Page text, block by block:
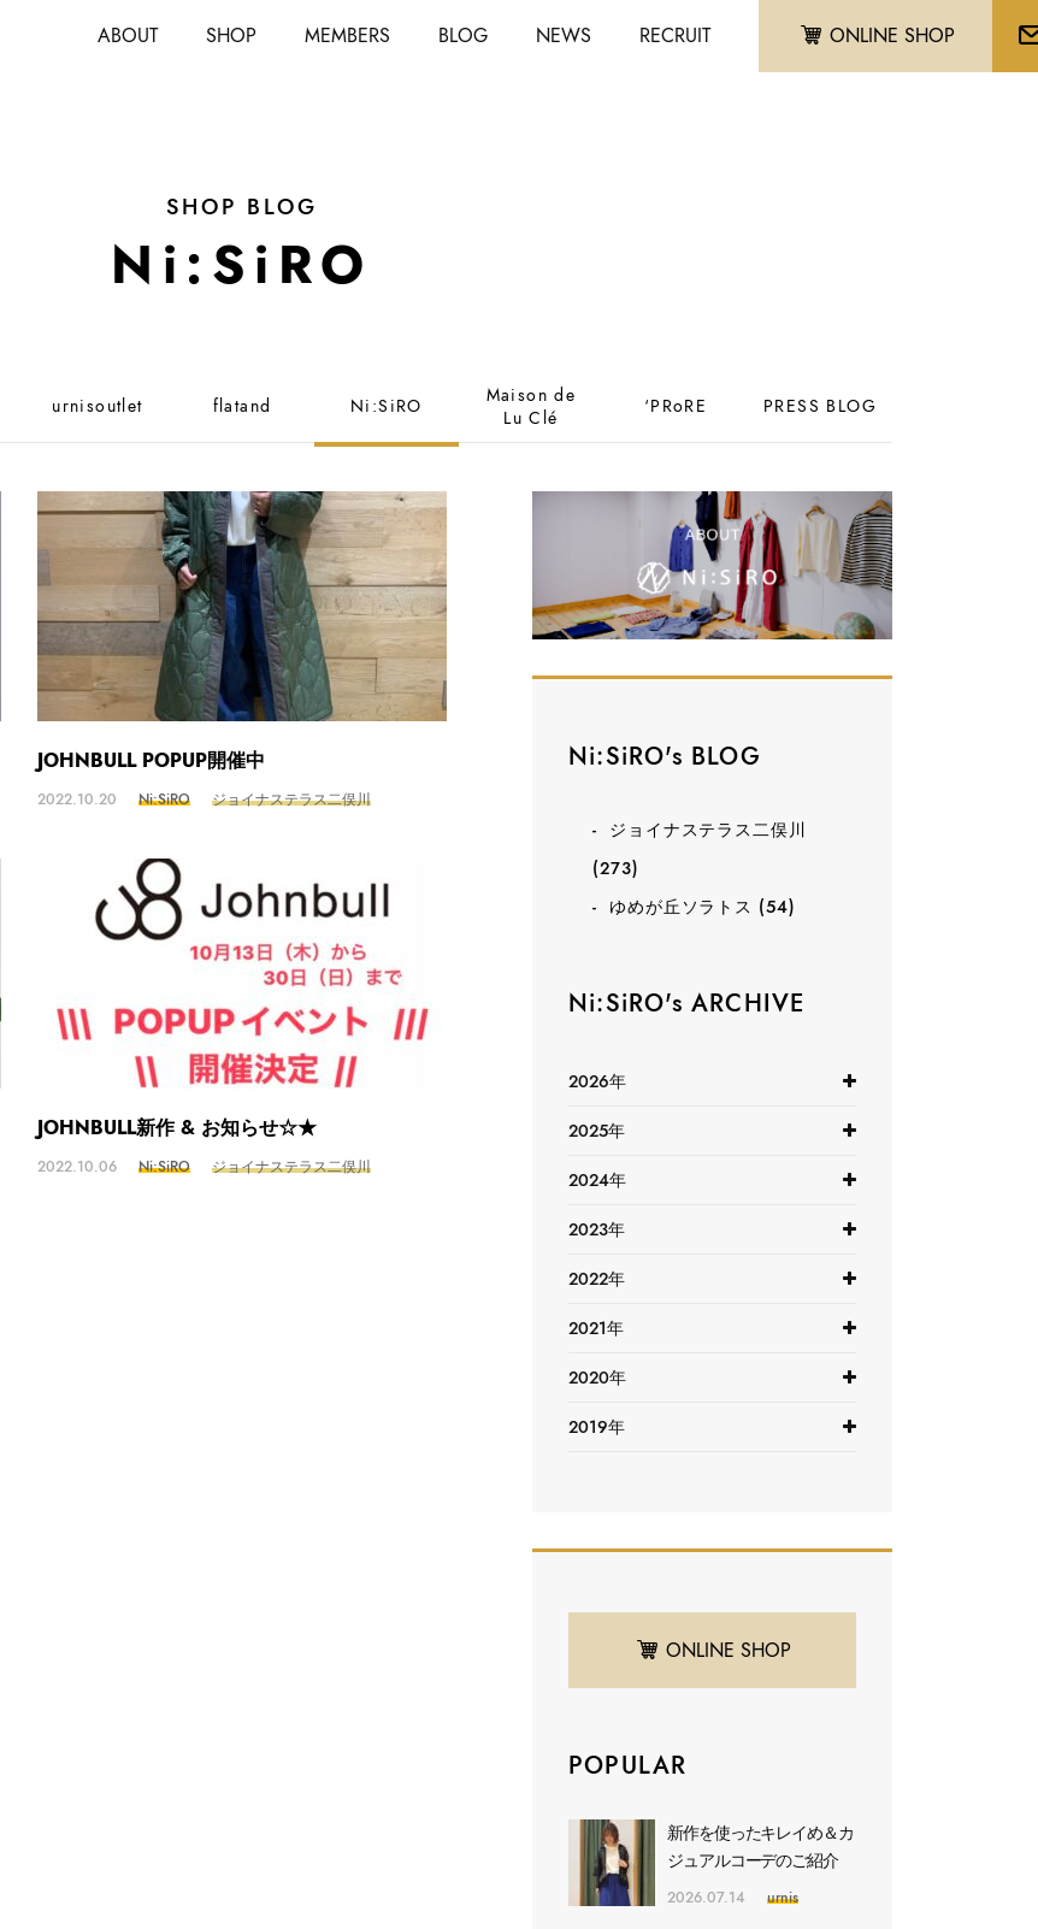
ABOUT SHOP MEMBERS BLOG NEWS RECRUIT ONLINE SHOP
SHOP BLOG
Ni:SiRO
urnisoutlet flatand Ni:SiRO
Maison de
Lu Clé
‘PRoRE PRESS BLOG
JOHNBULL POPUP開催中
2022.10.20 Ni:SiRO ジョイナステラス二俣川
JOHNBULL新作 & お知らせ☆★
2022.10.06 Ni:SiRO ジョイナステラス二俣川
Ni:SiRO's BLOG
ジョイナステラス二俣川
(273)
ゆめが丘ソラトス (54)
Ni:SiRO's ARCHIVE
2026年
2025年
2024年
2023年
2022年
2021年
2020年
2019年
ONLINE SHOP
POPULAR
新作を使ったキレイめ＆カ
ジュアルコーデのご紹介
2026.07.14 urnis